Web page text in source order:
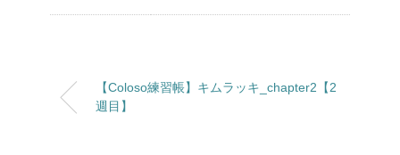
【Coloso練習帳】キムラッキ_chapter2【2
週目】